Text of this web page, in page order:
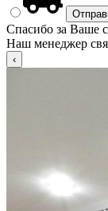
Спасибо за Ваше
Наш менеджер